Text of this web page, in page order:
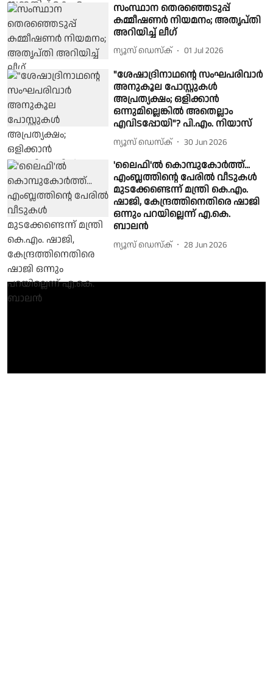
സംസ്ഥാന തെരഞ്ഞെടുപ്പ്
കമ്മീഷണർ നിയമനം; അതൃപ്തി
അറിയിച്ച് ലീഗ്
ന്യൂസ് ഡെസ്ക് 01 Jul 2026
"ശേഷാദ്രിനാഥൻ്റെ സംഘപരിവാർ
അനുകൂല പോസ്റ്റുകൾ
അപ്രത്യക്ഷം; ഒളിക്കാൻ
ഒന്നുമില്ലെങ്കിൽ അതെല്ലാം
എവിടപ്പോയി"? പി.എം. നിയാസ്
ന്യൂസ് ഡെസ്ക് 30 Jun 2026
'ലൈഫി'ൽ കൊമ്പുകോർത്ത്...
എംബ്ലത്തിൻ്റെ പേരിൽ വീടുകൾ
മുടക്കേണ്ടെന്ന് മന്ത്രി കെ.എം.
ഷാജി, കേന്ദ്രത്തിനെതിരെ ഷാജി
ഒന്നും പറയില്ലെന്ന് എ.കെ.
ബാലൻ
ന്യൂസ് ഡെസ്ക് 28 Jun 2026